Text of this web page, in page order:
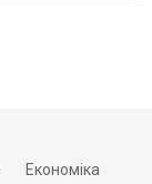
Економіка